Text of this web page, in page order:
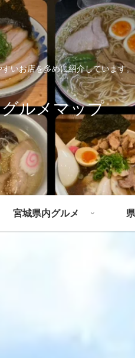
いお店を多めに紹介しています
ルメマップ
宮城県内グルメ